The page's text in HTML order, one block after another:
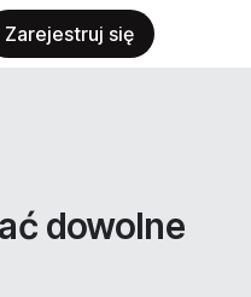
Zarejestruj się
dowolne